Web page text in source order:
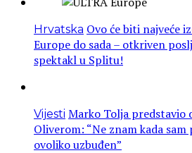
Hrvatska Ovo će biti najveće
Europe do sada – otkriven
spektakl u Splitu!
Vijesti Marko Tolja predstavio
Oliverom: “Ne znam kada
ovoliko uzbuđen”